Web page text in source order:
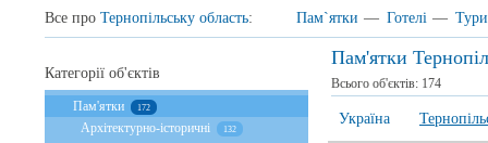
Все про Тернопільську область: Пам`ятки — Готелі — Тури
Пам'ятки
Всього об'єктів: 174
Україна
Категорії об'єктів
Пам'ятки 172
Архітектурно-історичні 132